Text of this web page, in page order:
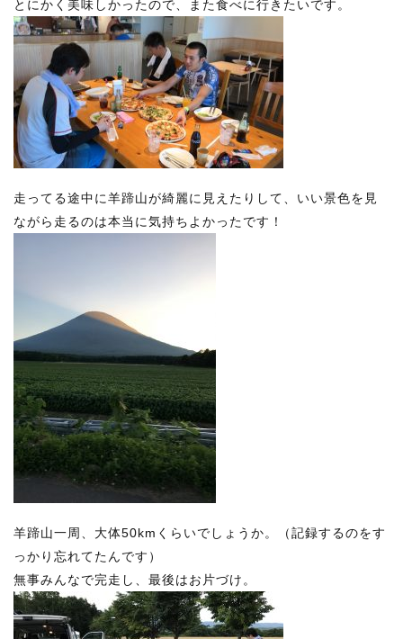
とにかく美味しかったので、また食べに行きたいです。
走ってる途中に羊蹄山が綺麗に見えたりして、いい景色を見
ながら走るのは本当に気持ちよかったです！
羊蹄山一周、大体50kmくらいでしょうか。（記録するのをす
っかり忘れてたんです）
無事みんなで完走し、最後はお片づけ。